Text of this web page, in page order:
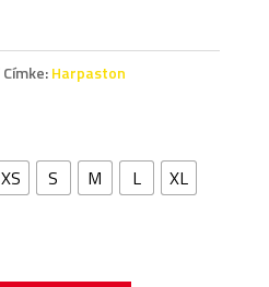
Címke:Harpaston
XS S M L
XL